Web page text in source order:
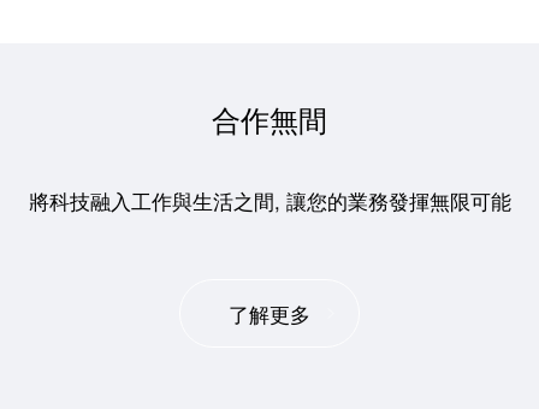
合作無間
將科技融入工作與生活之間, 讓您的業務發揮無限可能
了解更多